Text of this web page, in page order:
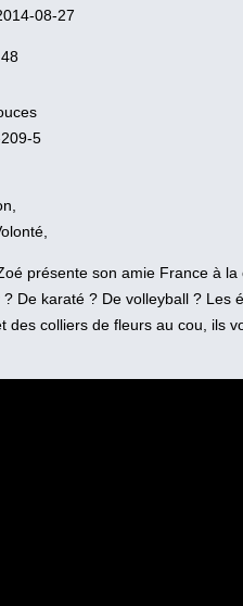
08-27
48
5
présente son amie France à
? De karaté ? De volleyball ?
des colliers de fleurs au cou, ils